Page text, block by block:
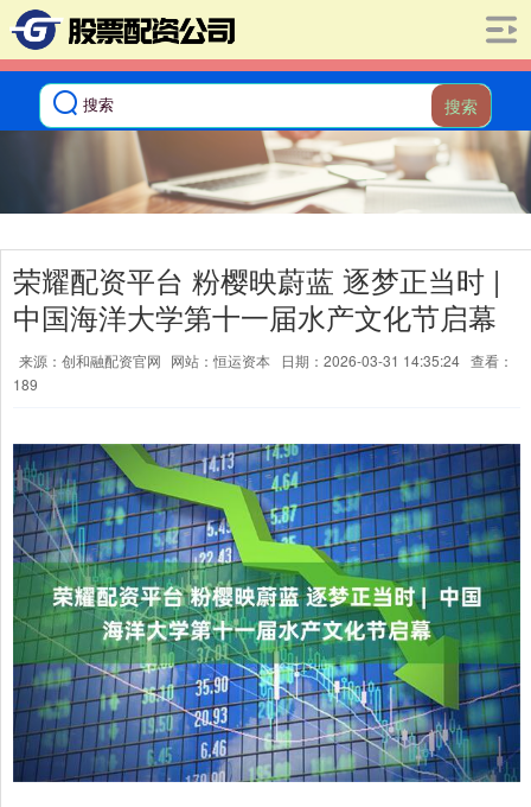
搜索
荣耀配资平台 粉樱映蔚蓝 逐梦正当时 |
中国海洋大学第十一届水产文化节启幕
来源：创和融配资官网 网站：恒运资本 日期：2026-03-31 14:35:24 查看：
189